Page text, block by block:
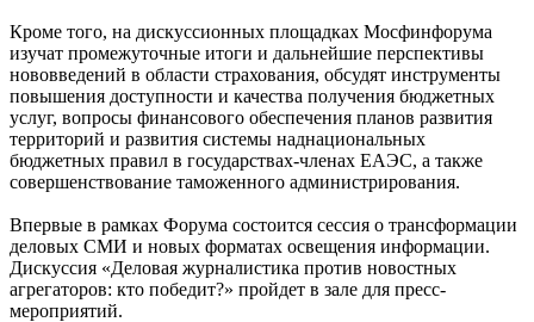
Кроме того, на дискуссионных площадках Мосфинфорума
изучат промежуточные итоги и дальнейшие перспективы
нововведений в области страхования, обсудят инструменты
повышения доступности и качества получения бюджетных
услуг, вопросы финансового обеспечения планов развития
территорий и развития системы наднациональных
бюджетных правил в государствах-членах ЕАЭС, а также
совершенствование таможенного администрирования.
Впервые в рамках Форума состоится сессия о трансформации
деловых СМИ и новых форматах освещения информации.
Дискуссия «Деловая журналистика против новостных
агрегаторов: кто победит?» пройдет в зале для пресс-
мероприятий.